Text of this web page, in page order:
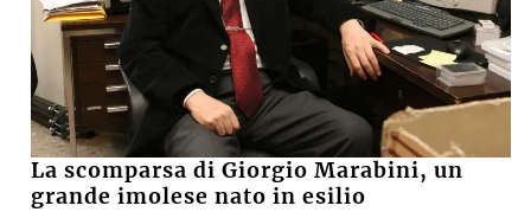
La scomparsa di Giorgio Marabini, un
grande imolese nato in esilio